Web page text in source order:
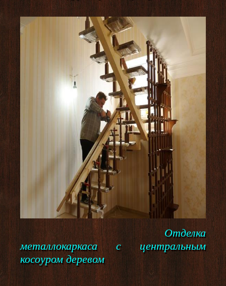
Отделка
металлокаркаса с центральным
косоуром деревом